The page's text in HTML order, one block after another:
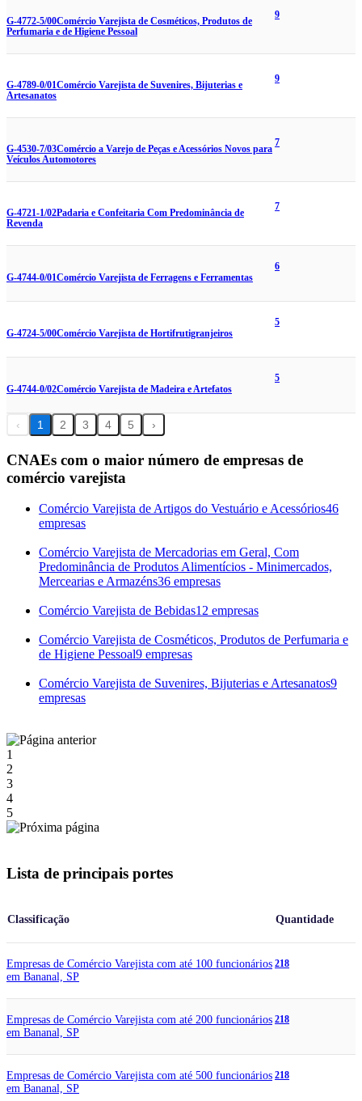
G-4772-5/00Comércio Varejista de Cosméticos, Produtos de
Perfumaria e de Higiene Pessoal
9
G-4789-0/01Comércio Varejista de Suvenires, Bijuterias e
Artesanatos
9
G-4530-7/03Comércio a Varejo de Peças e Acessórios Novos para
Veículos Automotores
7
G-4721-1/02Padaria e Confeitaria Com Predominância de
Revenda
7
G-4744-0/01Comércio Varejista de Ferragens e Ferramentas
6
G-4724-5/00Comércio Varejista de Hortifrutigranjeiros
5
G-4744-0/02Comércio Varejista de Madeira e Artefatos
5
‹ 1 2 3 4 5 ›
CNAEs com o maior número de empresas de
comércio varejista
Comércio Varejista de Artigos do Vestuário e Acessórios46
empresas
Comércio Varejista de Mercadorias em Geral, Com
Predominância de Produtos Alimentícios - Minimercados,
Mercearias e Armazéns36 empresas
Comércio Varejista de Bebidas12 empresas
Comércio Varejista de Cosméticos, Produtos de Perfumaria e
de Higiene Pessoal9 empresas
Comércio Varejista de Suvenires, Bijuterias e Artesanatos9
empresas
1
2
3
4
5
Lista de principais portes
Classificação Quantidade
Empresas de Comércio Varejista com até 100 funcionários
em Bananal, SP
218
Empresas de Comércio Varejista com até 200 funcionários
em Bananal, SP
218
Empresas de Comércio Varejista com até 500 funcionários
em Bananal, SP
218